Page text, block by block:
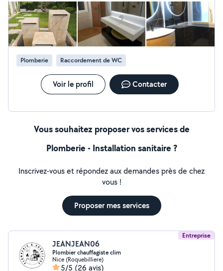
Plomberie Raccordement de WC
Voir le profil Contacter
Vous souhaitez proposer vos services de
Plomberie - Installation sanitaire ?
Inscrivez-vous et répondez aux demandes près de chez
vous !
Proposer mes services
Entreprise
JEANJEAN06
Plombier chauffagiste clim
Nice (Roquebilliere)
5/5 (26 avis)